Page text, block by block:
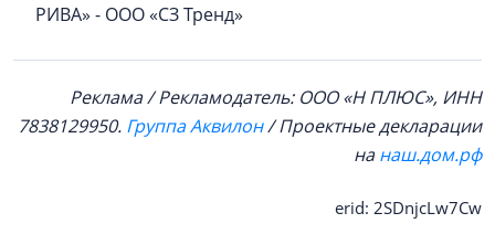
РИВА» - ООО «СЗ Тренд»
Реклама / Рекламодатель: ООО «Н ПЛЮС», ИНН
7838129950. Группа Аквилон/ Проектные декларации
нанаш.дом.рф
erid: 2SDnjcLw7Cw